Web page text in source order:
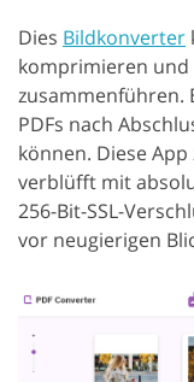
Dies Bildkonverter
komprimieren und
zusammenführen.
PDFs nach
können. Diese
verblüfft mit
256-Bit-SSL-
vor neugierigen